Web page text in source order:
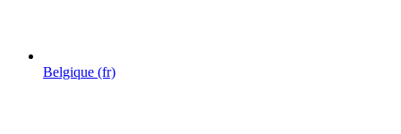
Belgique (fr)